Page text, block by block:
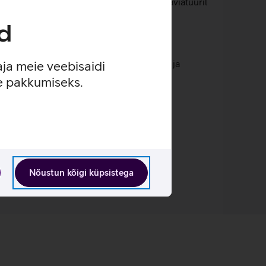
meie veebisaidi
pakkumiseks.
Nõustun kõigi küpsistega
kasutuse juures.
kiiret ligipääsu meediajuhtimisele ja